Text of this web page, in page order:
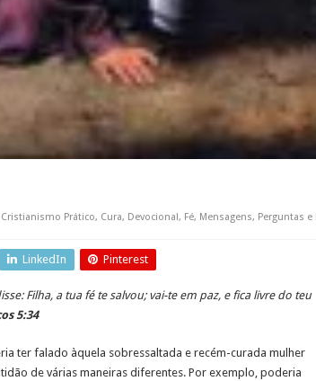
Cristianismo Prático, Cura, Devocional , Fé, Mensagens, Perguntas
LinkedIn Pinterest
Filha, a tua fé te salvou; vai-te em paz, e fica livre do teu
5:34
ter falado àquela sobressaltada e recém-curada mulher
de várias maneiras diferentes. Por exemplo, poderia